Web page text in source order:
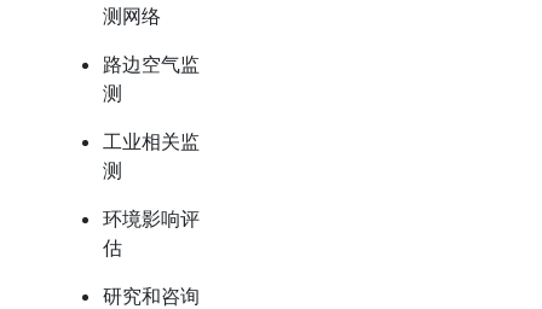
测网络​
路边空气监
测​
工业相关监
测​
环境影响评
估
研究和咨询